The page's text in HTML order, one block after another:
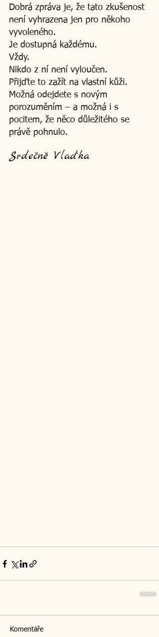
Dobrá zpráva je, že tato zkušenost
není vyhrazena jen pro někoho
vyvoleného.
Je dostupná každému.
Vždy.
Nikdo z ní není vyloučen.
Přijďte to zažít na vlastní kůži.
Možná odejdete s novým
porozuměním – a možná i s
pocitem, že něco důležitého se
právě pohnulo.
Srdečně Vlaďka
Komentáře